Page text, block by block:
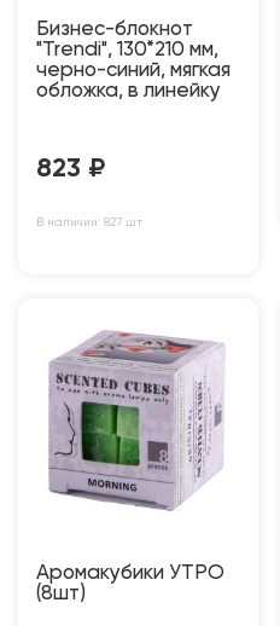
Бизнес-блокнот
"Trendi", 130*210 мм,
черно-синий, мягкая
обложка, в линейку
823 ₽
В наличии: 827 шт
Аромакубики УТРО
(8шт)